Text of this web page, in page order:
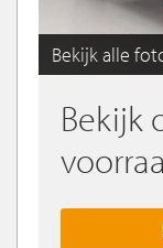
Bekijk alle
Bekijk